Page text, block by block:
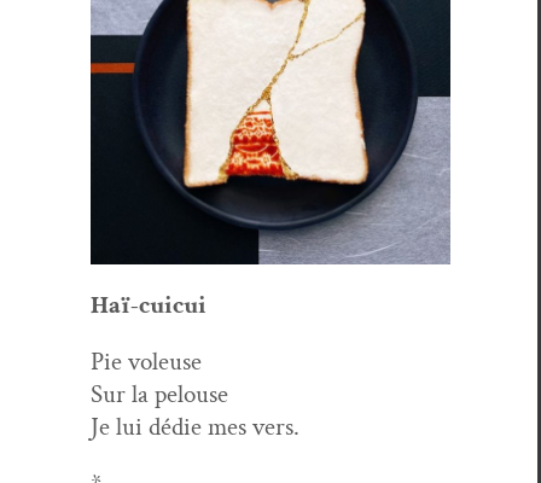
Haï-cuicui
Pie voleuse
Sur la pelouse
Je lui dédie mes vers.